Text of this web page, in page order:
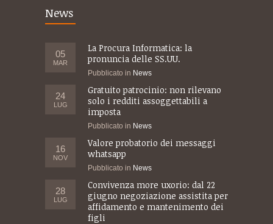
News
05
MAR
La Procura Informatica: la
pronuncia delle SS.UU.
Pubblicato in News
24
LUG
Gratuito patrocinio: non rilevano
solo i redditi assoggettabili a
imposta
Pubblicato in News
16
NOV
Valore probatorio dei messaggi
whatsapp
Pubblicato in News
28
LUG
Convivenza more uxorio: dal 22
giugno negoziazione assistita per
affidamento e mantenimento dei
figli